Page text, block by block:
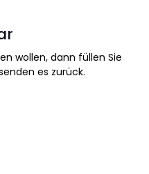
wollen, dann füllen Sie
es zurück.